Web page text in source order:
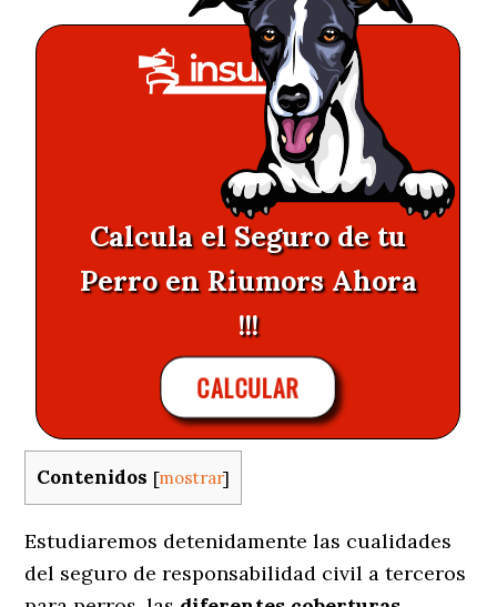
Calcula el Seguro de tu
Perro en Riumors Ahora
!!!
CALCULAR
Contenidos [mostrar]
Estudiaremos detenidamente las cualidades
del seguro de responsabilidad civil a terceros